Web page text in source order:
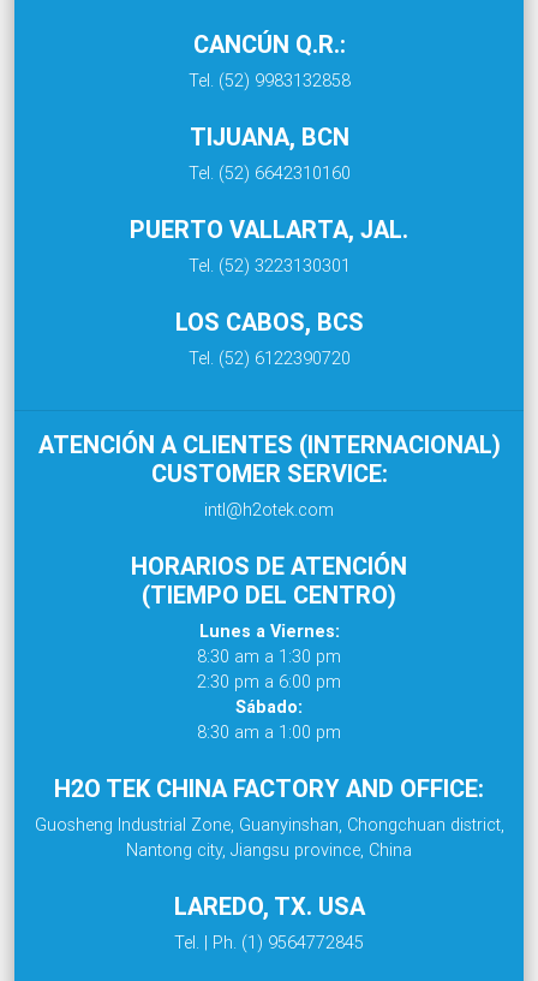
CANCÚN Q.R.:
Tel. (52) 9983132858
TIJUANA, BCN
Tel. (52) 6642310160
PUERTO VALLARTA, JAL.
Tel. (52) 3223130301
LOS CABOS, BCS
Tel. (52) 6122390720
ATENCIÓN A CLIENTES (INTERNACIONAL)
CUSTOMER SERVICE:
intl@h2otek.com
HORARIOS DE ATENCIÓN
(TIEMPO DEL CENTRO)
Lunes a Viernes:
8:30 am a 1:30 pm
2:30 pm a 6:00 pm
Sábado:
8:30 am a 1:00 pm
H2O TEK CHINA FACTORY AND OFFICE:
Guosheng Industrial Zone, Guanyinshan, Chongchuan district,
Nantong city, Jiangsu province, China
LAREDO, TX. USA
Tel. | Ph. (1) 9564772845